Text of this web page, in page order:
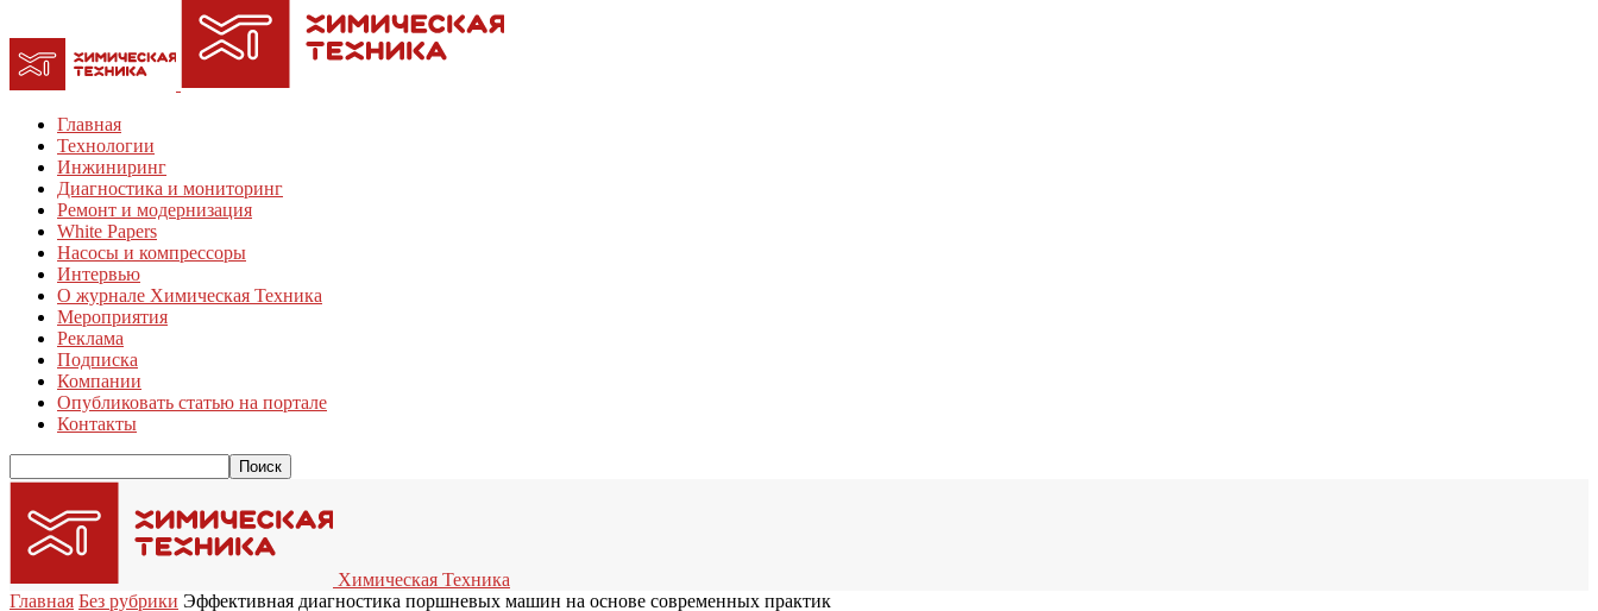
Главная
Технологии
Инжиниринг
Диагностика и мониторинг
Ремонт и модернизация
White Papers
Насосы и компрессоры
Интервью
О журнале Химическая Техника
Мероприятия
Реклама
Подписка
Компании
Опубликовать статью на портале
Контакты
Химическая Техника
Главная Без рубрики Эффективная диагностика поршневых машин на основе современных практик